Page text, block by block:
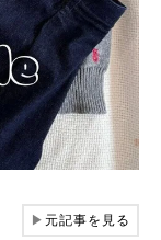
▶元記事を見る